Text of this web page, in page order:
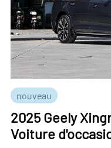
nouveau
2025 Geely
Voiture